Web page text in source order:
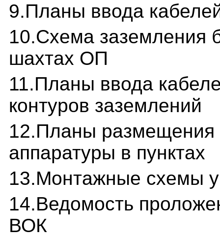
9.Планы ввода
10.Схема заземления
шахтах ОП
11.Планы ввода
контуров заземлений
12.Планы размещения
аппаратуры в пунктах
13.Монтажные схемы
14.Ведомость
ВОК